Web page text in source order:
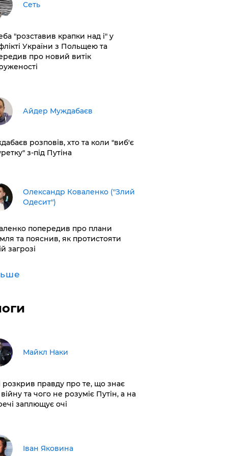
Сеть
"розставив крапки над і" у
України з Польщею та
про новий витік
Айдер Муждабаєв
розповів, хто та коли "виб'є
з-під Путіна
Олександр Коваленко ("Злий
Одесит")
попередив про плани
та пояснив, як протистояти
загрозі
Майкл Наки
розкрив правду про те, що знає
та чого не розуміє Путін, а на
заплющує очі
Іван Яковина